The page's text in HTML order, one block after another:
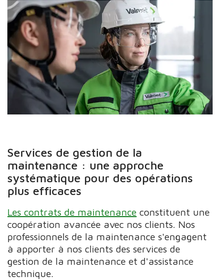
Services de gestion de la
maintenance : une approche
systématique pour des opérations
plus efficaces
Les contrats de maintenance constituent une
coopération avancée avec nos clients. Nos
professionnels de la maintenance s'engagent
à apporter à nos clients des services de
gestion de la maintenance et d'assistance
technique.